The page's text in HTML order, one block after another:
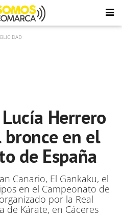
Herrero
en el
de España
Canario, El Gankaku, el
en el Campeonato de
por la Real
de Kárate, en Cáceres